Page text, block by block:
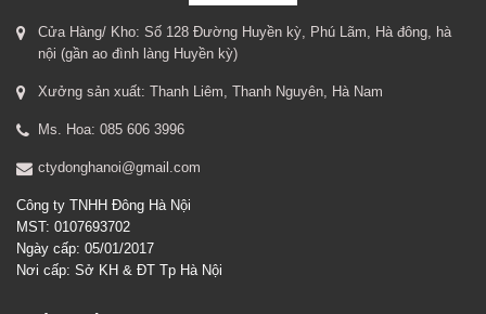
Cửa Hàng/ Kho: Số 128 Đường Huyền kỳ, Phú Lãm, Hà đông, hà
nội (gần ao đình làng Huyền kỳ)
Xưởng sản xuất: Thanh Liêm, Thanh Nguyên, Hà Nam
Ms. Hoa: 085 606 3996
ctydonghanoi@gmail.com
Công ty TNHH Đông Hà Nội
MST: 0107693702
Ngày cấp: 05/01/2017
Nơi cấp: Sở KH & ĐT Tp Hà Nội